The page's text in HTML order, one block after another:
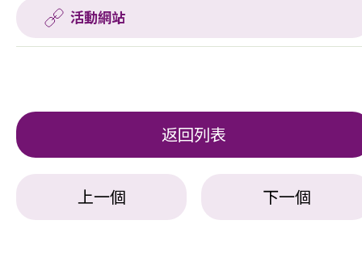
活動網站
返回列表
上一個 下一個